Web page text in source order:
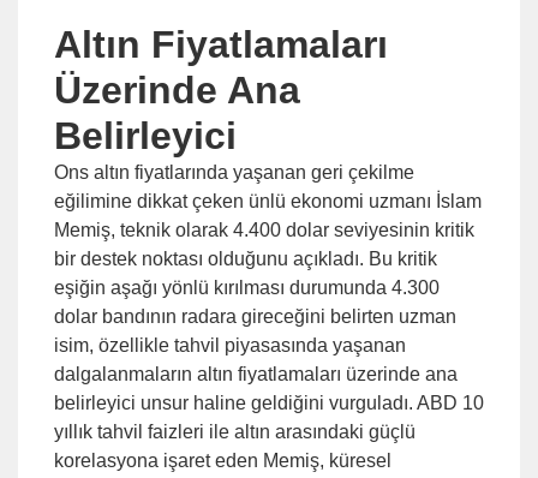
Altın Fiyatlamaları
Üzerinde Ana
Belirleyici
Ons altın fiyatlarında yaşanan geri çekilme
eğilimine dikkat çeken ünlü ekonomi uzmanı İslam
Memiş, teknik olarak 4.400 dolar seviyesinin kritik
bir destek noktası olduğunu açıkladı. Bu kritik
eşiğin aşağı yönlü kırılması durumunda 4.300
dolar bandının radara gireceğini belirten uzman
isim, özellikle tahvil piyasasında yaşanan
dalgalanmaların altın fiyatlamaları üzerinde ana
belirleyici unsur haline geldiğini vurguladı. ABD 10
yıllık tahvil faizleri ile altın arasındaki güçlü
korelasyona işaret eden Memiş, küresel